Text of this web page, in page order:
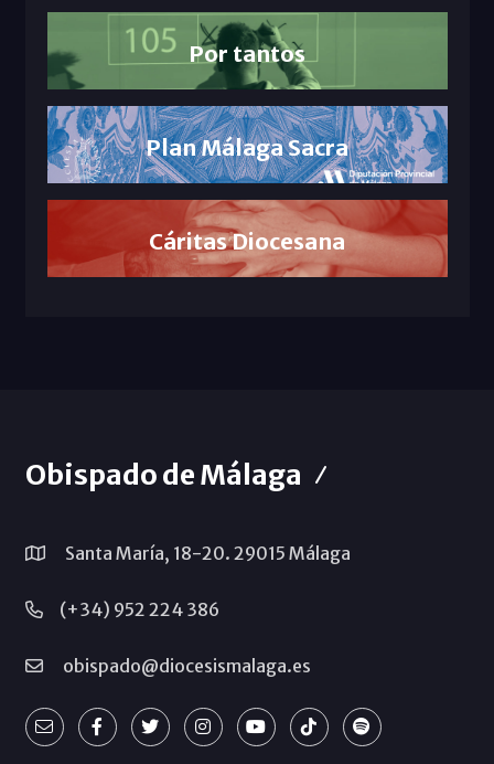
Por tantos
Plan Málaga Sacra
Cáritas Diocesana
Obispado de Málaga
Santa María, 18-20. 29015 Málaga
(+34) 952 224 386
obispado@diocesismalaga.es